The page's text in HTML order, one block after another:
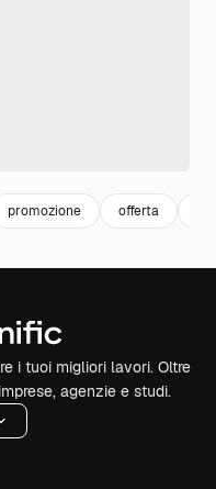
promozione offerta
i tuoi migliori lavori. Oltre
agenzie e studi.